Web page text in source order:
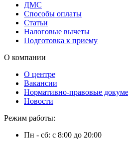
ДМС
Способы оплаты
Статьи
Налоговые вычеты
Подготовка к приему
О компании
О центре
Вакансии
Нормативно-правовые
Новости
Режим работы:
Пн - сб: с 8:00 до 20:00